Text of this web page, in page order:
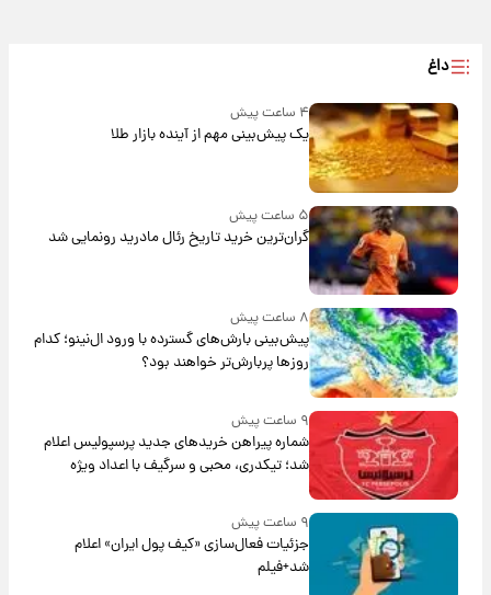
داغ
۴ ساعت پیش
یک پیش‌بینی مهم از آینده بازار طلا
۵ ساعت پیش
گران‌ترین خرید تاریخ رئال مادرید رونمایی شد
۸ ساعت پیش
پیش‌بینی بارش‌های گسترده با ورود ال‌نینو؛ کدام
روزها پربارش‌تر خواهند بود؟
۹ ساعت پیش
شماره پیراهن خریدهای جدید پرسپولیس اعلام
شد؛ تیکدری، محبی و سرگیف با اعداد ویژه
۹ ساعت پیش
جزئیات فعال‌سازی «کیف پول ایران» اعلام
شد+فیلم